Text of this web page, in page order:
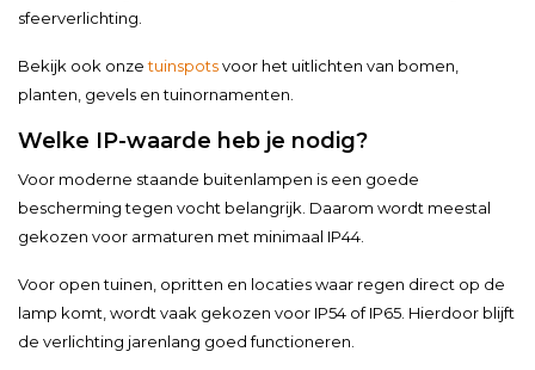
sfeerverlichting.
Bekijk ook onzetuinspotsvoor het uitlichten van bomen,
planten, gevels en tuinornamenten.
Welke IP-waarde heb je nodig?
Voor moderne staande buitenlampen is een goede
bescherming tegen vocht belangrijk. Daarom wordt meestal
gekozen voor armaturen met minimaal IP44.
Voor open tuinen, opritten en locaties waar regen direct op de
lamp komt, wordt vaak gekozen voor IP54 of IP65. Hierdoor blijft
de verlichting jarenlang goed functioneren.